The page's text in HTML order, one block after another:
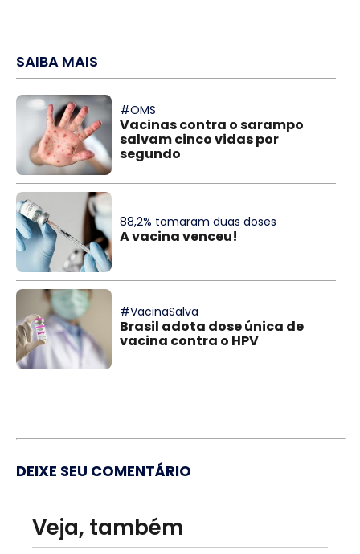
SAIBA MAIS
#OMS
Vacinas contra o sarampo
salvam cinco vidas por
segundo
88,2% tomaram duas doses
A vacina venceu!
#VacinaSalva
Brasil adota dose única de
vacina contra o HPV
DEIXE SEU COMENTÁRIO
Veja, também